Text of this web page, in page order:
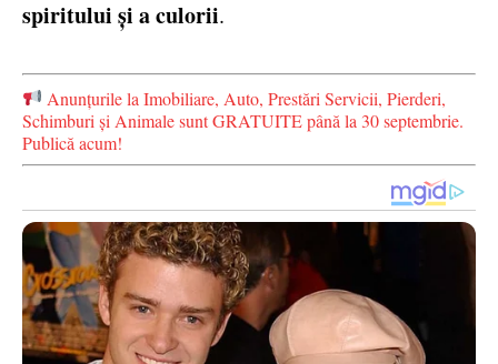
spiritului și a culorii.
Anunțurile la Imobiliare, Auto, Prestări Servicii, Pierderi,
Schimburi și Animale sunt GRATUITE până la 30 septembrie.
Publică acum!